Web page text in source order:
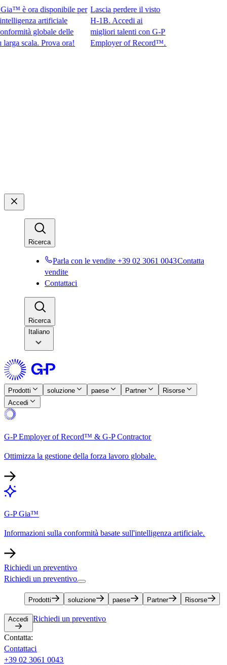
è ora disponibile per
artificiale
globale delle
scala. Prova ora!​​
Lascia perdere il visto
H-1B. Accedi ai
migliori talenti con G-P
Employer of Record™.​​
Ricerca​​
Parla con le vendite +39 02 3061 0043​​Contatta
vendite​​
Contattaci​​
Ricerca​​
Italiano
Prodotti​​ soluzione​​ paese​​ Partner​​
Risorse​​
Accedi​​
G-P Employer of Record™ & G-P Contractor​​
Ottimizza la gestione della forza lavoro globale.​​
G-P Gia™​​
Informazioni sulla conformità basate sull'intelligenza artificiale.​​
Richiedi un preventivo​​
Richiedi un preventivo​​
Prodotti​​ soluzione​​ paese​​ Partner​​ Risorse​​
Accedi​​ Richiedi un preventivo​​
Contatta:​​
Contattaci​​
+39 02 3061 0043​​